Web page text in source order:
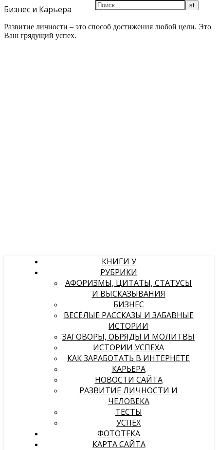
Бизнес и Карьера
Развитие личности – это способ достижения любой цели. Это
Ваш грядущий успех.
КНИГИ У
РУБРИКИ
АФОРИЗМЫ, ЦИТАТЫ, СТАТУСЫ
И ВЫСКАЗЫВАНИЯ
БИЗНЕС
ВЕСЁЛЫЕ РАССКАЗЫ И ЗАБАВНЫЕ
ИСТОРИИ
ЗАГОВОРЫ, ОБРЯДЫ И МОЛИТВЫ
ИСТОРИИ УСПЕХА
КАК ЗАРАБОТАТЬ В ИНТЕРНЕТЕ
КАРЬЕРА
НОВОСТИ САЙТА
РАЗВИТИЕ ЛИЧНОСТИ И
ЧЕЛОВЕКА
ТЕСТЫ
УСПЕХ
ФОТОТЕКА
КАРТА САЙТА